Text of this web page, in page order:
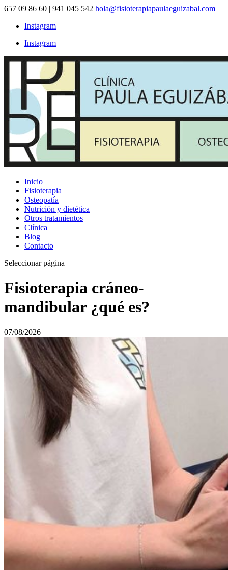
657 09 86 60 | 941 045 542 hola@fisioterapiapaulaeguizabal.com
Instagram
Instagram
Inicio
Fisioterapia
Osteopatía
Nutrición y dietética
Otros tratamientos
Clínica
Blog
Contacto
Seleccionar página
Fisioterapia cráneo-
mandibular ¿qué es?
07/08/2026